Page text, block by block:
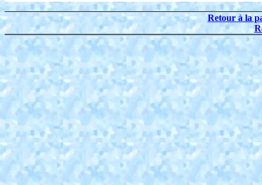
Retour à la